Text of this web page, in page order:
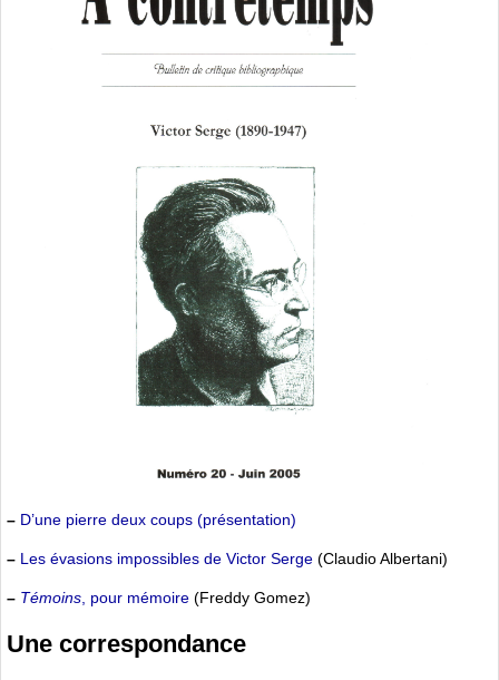
– D’une pierre deux coups (présentation)
– Les évasions impossibles de Victor Serge (Claudio Albertani)
– Témoins, pour mémoire (Freddy Gomez)
Une correspondance